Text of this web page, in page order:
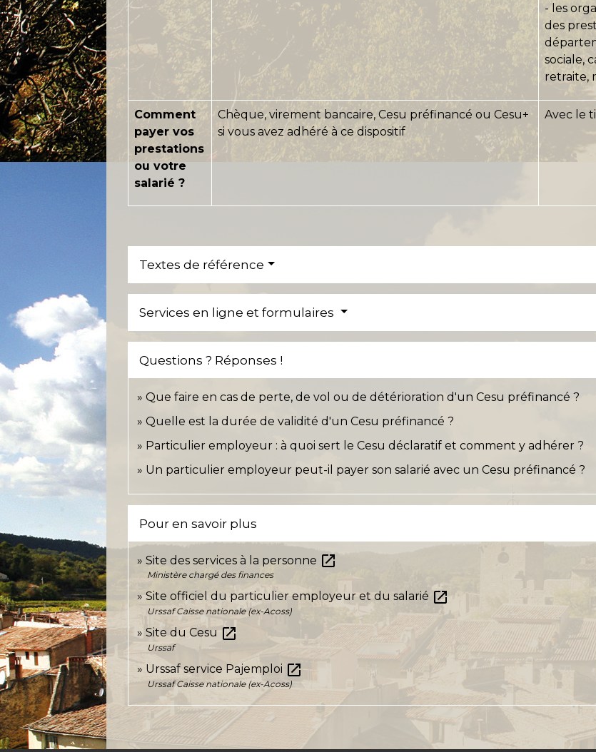
- les
des
sociale,
retraite,
Comment
payer vos
prestations
ou votre
salarié ?
Chèque, virement bancaire, Cesu préfinancé ou Cesu+
si vous avez adhéré à ce dispositif
Avec le
Textes de référence
Services en ligne et formulaires
Questions ? Réponses !
Que faire en cas de perte, de vol ou de détérioration d'un Cesu préfinancé ?
Quelle est la durée de validité d'un Cesu préfinancé ?
Particulier employeur : à quoi sert le Cesu déclaratif et comment y adhérer ?
Un particulier employeur peut-il payer son salarié avec un Cesu préfinancé ?
Pour en savoir plus
Site des services à la personne open_in_new
Ministère chargé des finances
Site officiel du particulier employeur et du salarié open_in_new
Urssaf Caisse nationale (ex-Acoss)
Site du Cesu open_in_new
Urssaf
Urssaf service Pajemploi open_in_new
Urssaf Caisse nationale (ex-Acoss)